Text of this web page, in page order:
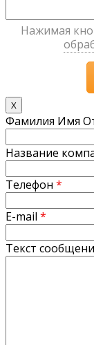
Нажимая
X
Фамилия Имя
Название
Телефон *
E-mail *
Текст